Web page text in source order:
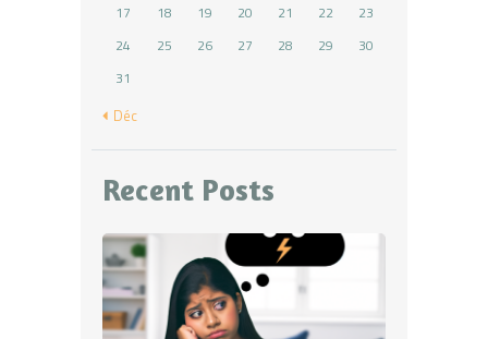
17
18 19 20 21 22
23
24
25 26 27 28 29
30
31
« Déc
Recent Posts